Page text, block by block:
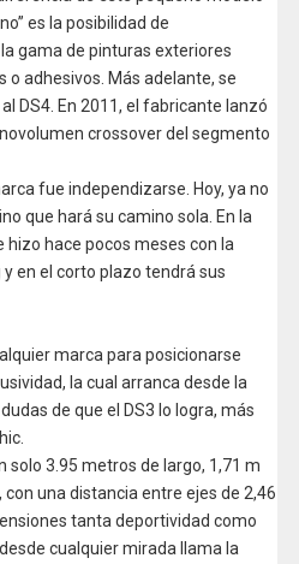
es la posibilidad de
gama de pinturas exteriores
o adhesivos. Más adelante, se
DS4. En 2011, el fabricante lanzó
crossover del segmento
fue independizarse. Hoy, ya no
que hará su camino sola. En la
hace pocos meses con la
en el corto plazo tendrá sus
marca para posicionarse
la cual arranca desde la
de que el DS3 lo logra, más
solo 3.95 metros de largo, 1,71 m
una distancia entre ejes de 2,46
tanta deportividad como
cualquier mirada llama la